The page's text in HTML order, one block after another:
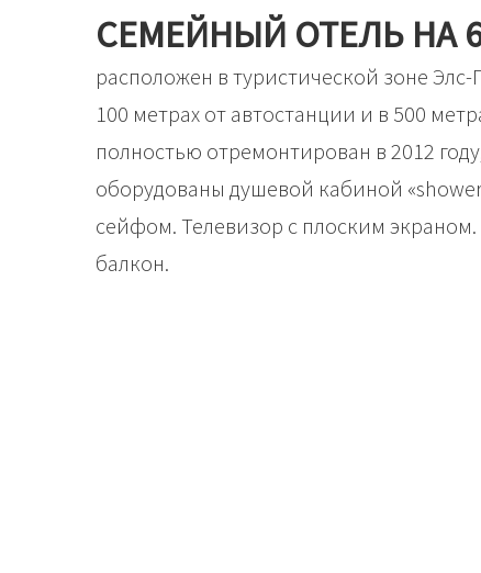
СЕМЕЙНЫЙ ОТЕЛЬ НА
расположен в туристической зоне
100 метрах от автостанции и в 500
полностью отремонтирован в 2012
оборудованы душевой кабиной
сейфом. Телевизор с плоским
балкон.